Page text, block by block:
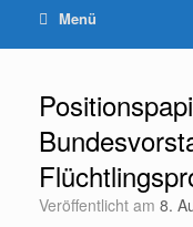
Menü
Veröffentlicht am 8.